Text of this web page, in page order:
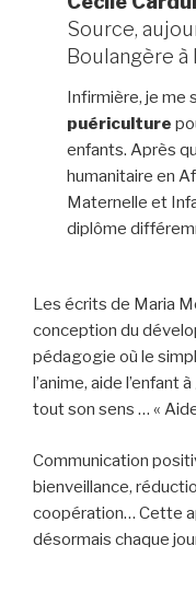
Source,
Boulangère
Infirmière, je me
puériculture
enfants. Après
humanitaire en
Maternelle et
diplôme
Les écrits de Maria
conception du
pédagogie où le
l’anime, aide l’enfant
tout son sens … «
Communication
bienveillance,
coopération… Cette
désormais chaque